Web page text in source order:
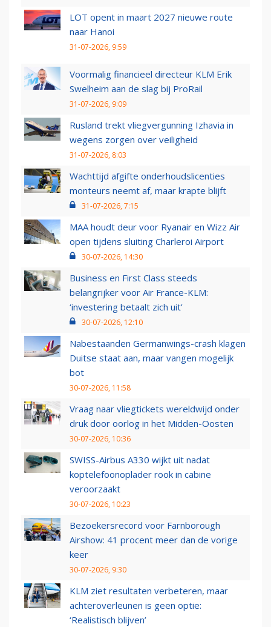
LOT opent in maart 2027 nieuwe route
naar Hanoi
31-07-2026, 9:59
Voormalig financieel directeur KLM Erik
Swelheim aan de slag bij ProRail
31-07-2026, 9:09
Rusland trekt vliegvergunning Izhavia in
wegens zorgen over veiligheid
31-07-2026, 8:03
Wachttijd afgifte onderhoudslicenties
monteurs neemt af, maar krapte blijft
31-07-2026, 7:15
MAA houdt deur voor Ryanair en Wizz Air
open tijdens sluiting Charleroi Airport
30-07-2026, 14:30
Business en First Class steeds
belangrijker voor Air France-KLM:
‘investering betaalt zich uit’
30-07-2026, 12:10
Nabestaanden Germanwings-crash klagen
Duitse staat aan, maar vangen mogelijk
bot
30-07-2026, 11:58
Vraag naar vliegtickets wereldwijd onder
druk door oorlog in het Midden-Oosten
30-07-2026, 10:36
SWISS-Airbus A330 wijkt uit nadat
koptelefoonoplader rook in cabine
veroorzaakt
30-07-2026, 10:23
Bezoekersrecord voor Farnborough
Airshow: 41 procent meer dan de vorige
keer
30-07-2026, 9:30
KLM ziet resultaten verbeteren, maar
achteroverleunen is geen optie:
‘Realistisch blijven’